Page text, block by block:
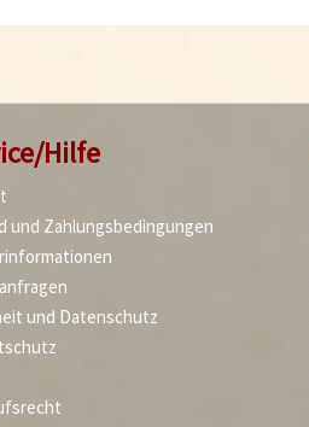
Hilfe
und Zahlungsbedingungen
und Datenschutz